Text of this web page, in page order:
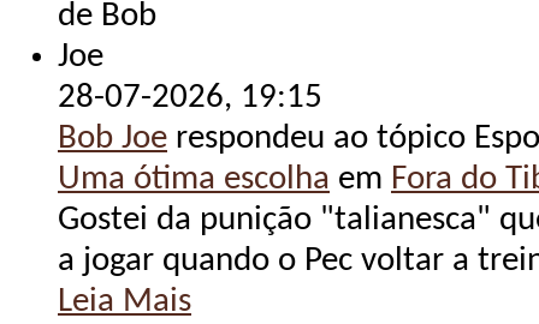
28-07-2026, 19:15
Bob Joe respondeu ao tópico
Uma ótima escolha em Fora do
Gostei da punição "talianesca"
a jogar quando o Pec voltar a
Leia Mais